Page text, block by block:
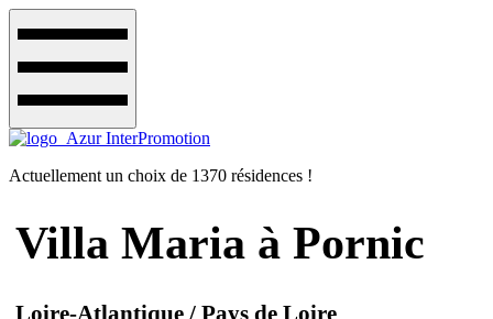
Actuellement un choix de 1370 résidences !
Villa Maria à Pornic
Loire-Atlantique / Pays de Loire